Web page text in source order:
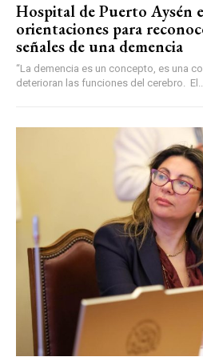
Hospital de Puerto Aysén
orientaciones para
señales de una demencia
“La demencia es un concepto, es una
deterioran las funciones del cerebro.